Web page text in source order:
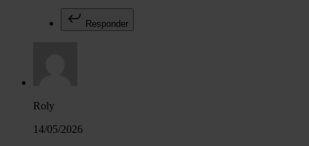
Responder
Roly
14/05/2026